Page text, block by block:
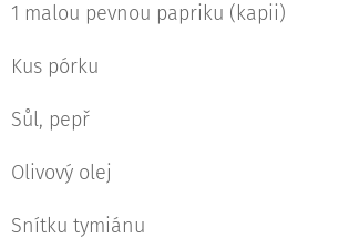
1 malou pevnou papriku (kapii)
Kus pórku
Sůl, pepř
Olivový olej
Snítku tymiánu